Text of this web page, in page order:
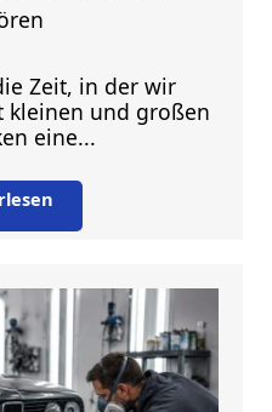
Zeit, in der wir
kleinen und großen
eine...